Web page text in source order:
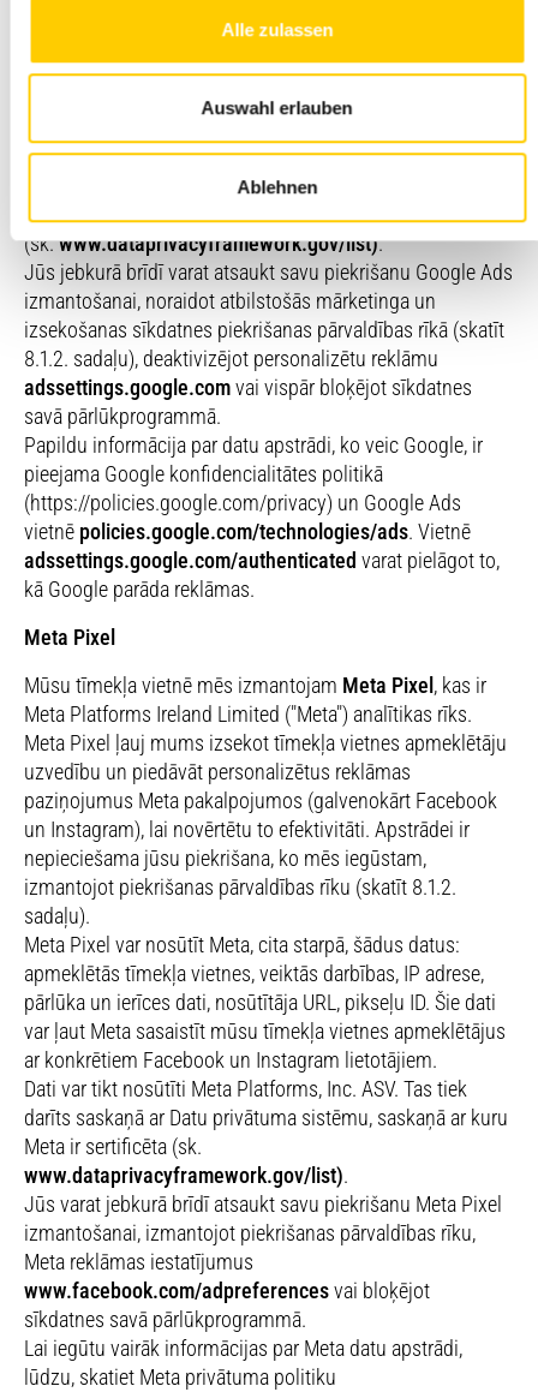
Alle zulassen
Auswahl erlauben
Ablehnen
apmeklētājiem. Google izmanto sīkdatnes, lai atpazītu,
kuras lapas jūs esat apmeklējis, un lai jums parādītu
atbilstošu reklāmu citās tīmekļa vietnēs. Šim nolūkam tiek
Ir iespējams, ka personas dati var tikt pārsūtīti uz Google
LLC serveriem ASV. Tas tiek darīts saskaņā ar Datu
privātuma sistēmu, saskaņā ar kuru Google ir sertificēts
(sk.www.dataprivacyframework.gov/list).
Jūs jebkurā brīdī varat atsaukt savu piekrišanu Google Ads
izmantošanai, noraidot atbilstošās mārketinga un
izsekošanas sīkdatnes piekrišanas pārvaldības rīkā (skatīt
8.1.2. sadaļu), deaktivizējot personalizētu reklāmu
adssettings.google.comvai vispār bloķējot sīkdatnes
savā pārlūkprogrammā.
Papildu informācija par datu apstrādi, ko veic Google, ir
pieejama Google konfidencialitātes politikā
(https://policies.google.com/privacy) un Google Ads
vietnē policies.google.com/technologies/ads. Vietnē
adssettings.google.com/authenticated varat pielāgot to,
kā Google parāda reklāmas.
Meta Pixel
Mūsu tīmekļa vietnē mēs izmantojam Meta Pixel , kas ir
Meta Platforms Ireland Limited ("Meta") analītikas rīks.
Meta Pixel ļauj mums izsekot tīmekļa vietnes apmeklētāju
uzvedību un piedāvāt personalizētus reklāmas
paziņojumus Meta pakalpojumos (galvenokārt Facebook
un Instagram), lai novērtētu to efektivitāti. Apstrādei ir
nepieciešama jūsu piekrišana, ko mēs iegūstam,
izmantojot piekrišanas pārvaldības rīku (skatīt 8.1.2.
sadaļu).
Meta Pixel var nosūtīt Meta, cita starpā, šādus datus:
apmeklētās tīmekļa vietnes, veiktās darbības, IP adrese,
pārlūka un ierīces dati, nosūtītāja URL, pikseļu ID. Šie dati
var ļaut Meta sasaistīt mūsu tīmekļa vietnes apmeklētājus
ar konkrētiem Facebook un Instagram lietotājiem.
Dati var tikt nosūtīti Meta Platforms, Inc. ASV. Tas tiek
darīts saskaņā ar Datu privātuma sistēmu, saskaņā ar kuru
Meta ir sertificēta (sk.
www.dataprivacyframework.gov/list).
Jūs varat jebkurā brīdī atsaukt savu piekrišanu Meta Pixel
izmantošanai, izmantojot piekrišanas pārvaldības rīku,
Meta reklāmas iestatījumus
www.facebook.com/adpreferencesvai bloķējot
sīkdatnes savā pārlūkprogrammā.
Lai iegūtu vairāk informācijas par Meta datu apstrādi,
lūdzu, skatiet Meta privātuma politiku